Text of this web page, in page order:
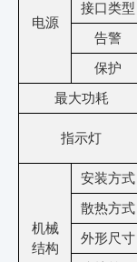
电源
接口类型
告警
保护
最大功耗
指示灯
机械
结构
安装方式
散热方式
外形尺寸